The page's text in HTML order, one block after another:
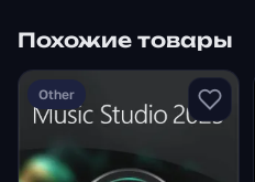
Похожие товары
Other